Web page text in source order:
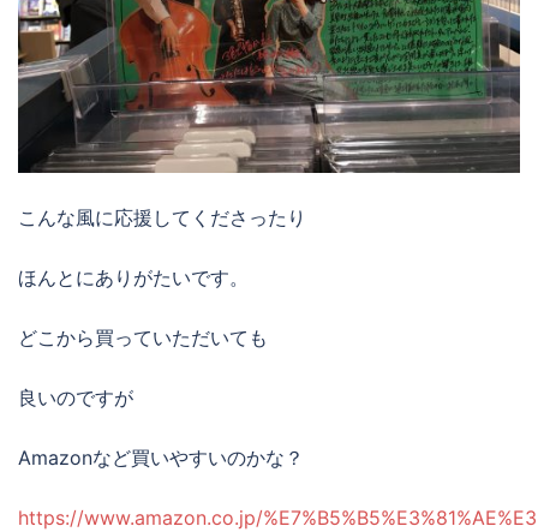
こんな風に応援してくださったり
ほんとにありがたいです。
どこから買っていただいても
良いのですが
Amazonなど買いやすいのかな？
https://www.amazon.co.jp/